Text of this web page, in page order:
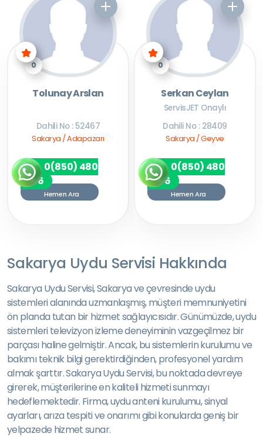
0
Tolunay Arslan
Dahili No : 52467
Sakarya / Adapazarı
0(850) 480
7256
Hemen Ara
0
Serkan Ceylan
ServisJET Onaylı
Dahili No : 28409
Sakarya / Geyve
0(850) 480
7256
Hemen Ara
Sakarya Uydu Servisi Hakkında
Sakarya Uydu Servisi, Sakarya ve çevresinde uydu
sistemleri alanında uzmanlaşmış, müşteri memnuniyetini
ön planda tutan bir hizmet sağlayıcısıdır. Günümüzde, uydu
sistemleri televizyon izleme deneyiminin vazgeçilmez bir
parçası haline gelmiştir. Ancak, bu sistemlerin kurulumu ve
bakımı teknik bilgi gerektirdiğinden, profesyonel yardım
almak şarttır. Sakarya Uydu Servisi, bu noktada devreye
girerek, müşterilerine en kaliteli hizmeti sunmayı
hedeflemektedir. Firma, uydu anteni kurulumu, sinyal
ayarları, arıza tespiti ve onarımı gibi konularda geniş bir
yelpazede hizmet sunar.